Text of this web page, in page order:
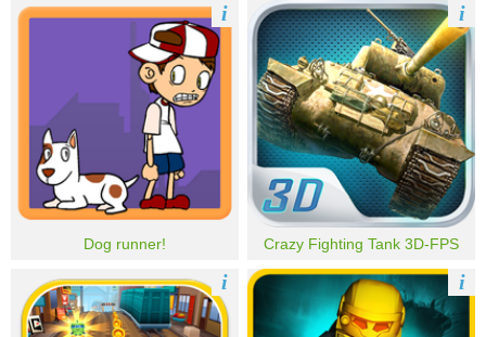
Dog runner!
i
Crazy Fighting Tank 3D-FPS
i
i i